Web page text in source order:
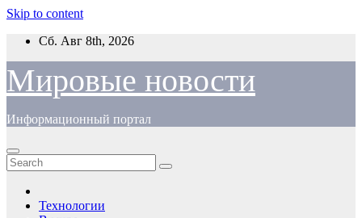
Skip to content
Сб. Авг 8th, 2026
Мировые новости
Информационный портал
Технологии